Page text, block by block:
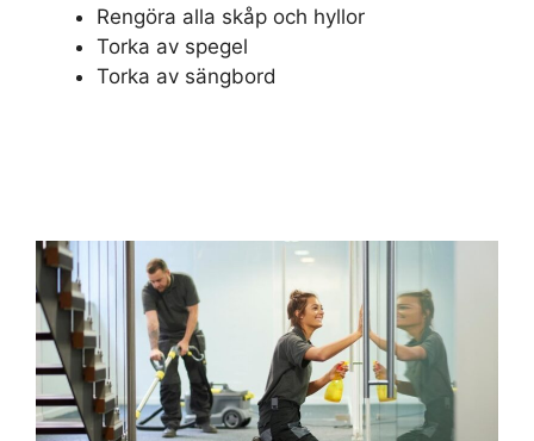
Rengöra alla skåp och hyllor
Torka av spegel
Torka av sängbord